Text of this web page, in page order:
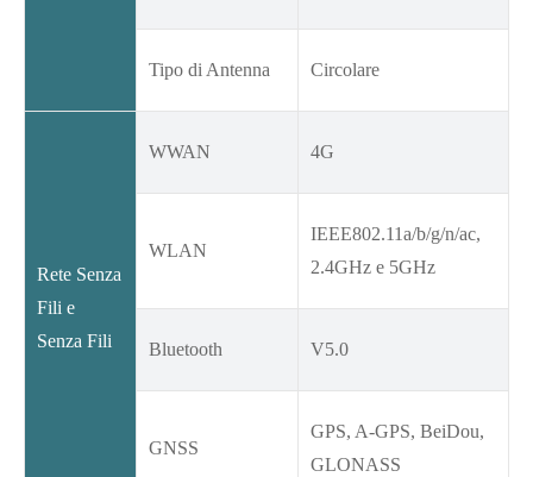
Tipo di Antenna Circolare
Rete Senza
Fili e
Senza Fili
WWAN 4G
WLAN
IEEE802.11a/b/g/n/ac,
2.4GHz e 5GHz
Bluetooth V5.0
GNSS
GPS, A-GPS, BeiDou,
GLONASS